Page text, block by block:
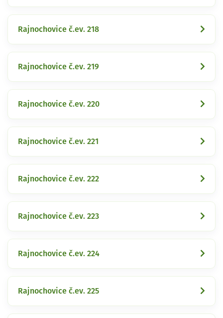
Rajnochovice č.ev. 218
Rajnochovice č.ev. 219
Rajnochovice č.ev. 220
Rajnochovice č.ev. 221
Rajnochovice č.ev. 222
Rajnochovice č.ev. 223
Rajnochovice č.ev. 224
Rajnochovice č.ev. 225